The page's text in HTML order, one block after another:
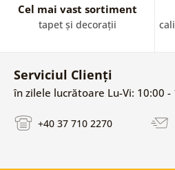
Cel mai vast sortiment
tapet și decorații
Serviciul Clienți
în zilele lucrătoare Lu-Vi: 10:00 -
+40 37 710 2270